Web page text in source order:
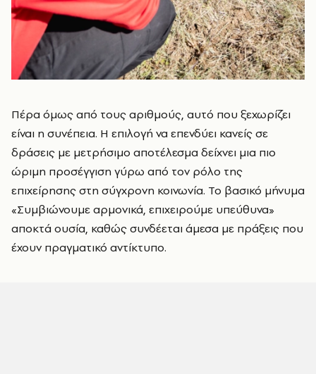
Πέρα όμως από τους αριθμούς, αυτό που ξεχωρίζει
είναι η συνέπεια. Η επιλογή να επενδύει κανείς σε
δράσεις με μετρήσιμο αποτέλεσμα δείχνει μια πιο
ώριμη προσέγγιση γύρω από τον ρόλο της
επιχείρησης στη σύγχρονη κοινωνία. Το βασικό μήνυμα
«Συμβιώνουμε αρμονικά, επιχειρούμε υπεύθυνα»
αποκτά ουσία, καθώς συνδέεται άμεσα με πράξεις που
έχουν πραγματικό αντίκτυπο.